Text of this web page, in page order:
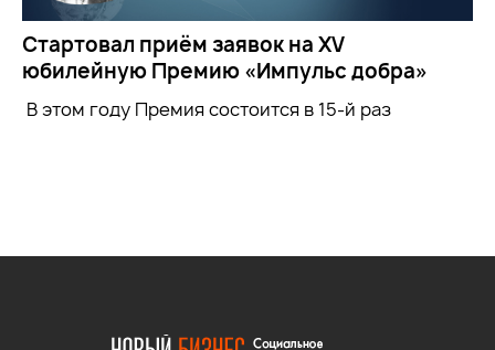
Стартовал приём заявок на XV
юбилейную Премию «Импульс добра»
В этом году Премия состоится в 15-й раз